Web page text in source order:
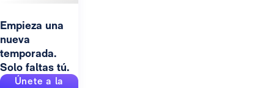
Empieza una
nueva
temporada.
Solo faltas tú.
Únete a la